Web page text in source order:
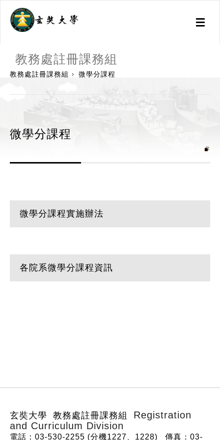
Toggle
教務處註冊課務組
教務處註冊課務組 微學分課程
微學分課程
微學分課程實施辦法
各院系微學分課程資訊
玄奘大學 教務處註冊課務組 Registration
and Curriculum Division
電話：03-530-2255 (分機1227、1228) 傳真：03-